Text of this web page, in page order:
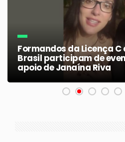
APOIE A DUDA! A goleira
precisa de uma chance… E
VOCÊ!